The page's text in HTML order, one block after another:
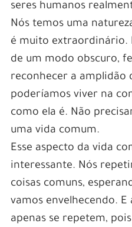
seres humanos
Nós temos uma
é muito extraordinário.
de um modo obscuro,
reconhecer a amplidão
poderíamos viver na
como ela é. Não
uma vida comum.
Esse aspecto da vida
interessante. Nós
coisas comuns,
vamos envelhecendo. E
apenas se repetem,